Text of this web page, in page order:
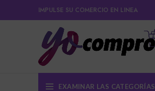
IMPULSE SU COMERCIO EN LINEA
EXAMINAR LAS CATEGORÍAS